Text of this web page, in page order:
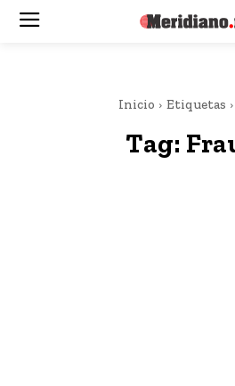
Inicio Etiquetas
Tag: